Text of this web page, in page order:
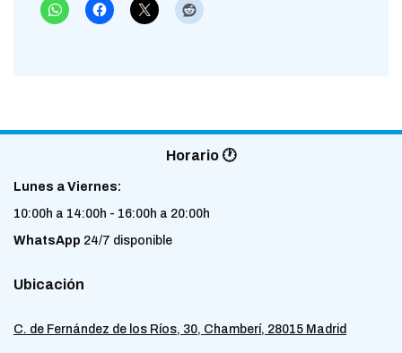
Horario 🕐
Lunes a Viernes:
10:00h a 14:00h - 16:00h a 20:00h
WhatsApp 24/7 disponible
Ubicación
C. de Fernández de los Ríos, 30, Chamberí, 28015 Madrid